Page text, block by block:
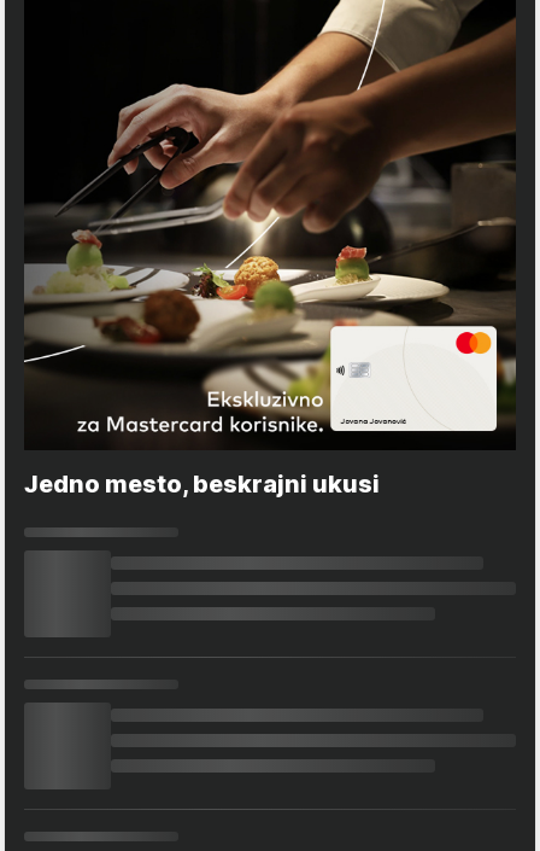
Jedno mesto, beskrajni ukusi